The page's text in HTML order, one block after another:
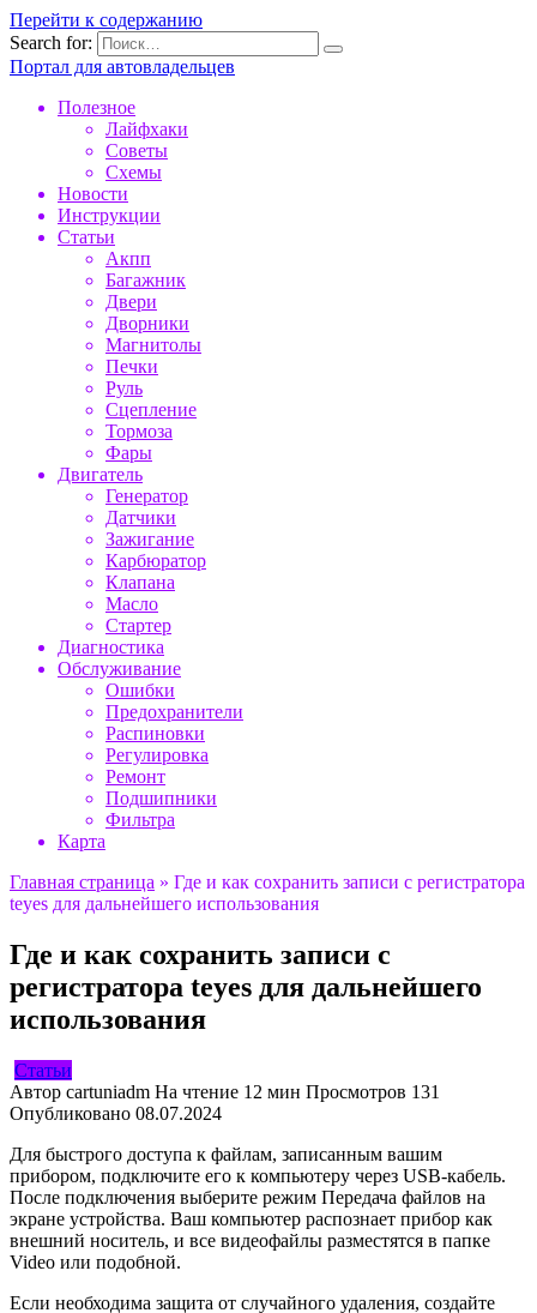
Перейти к содержанию
Search for:
Портал для автовладельцев
Полезное
Лайфхаки
Советы
Схемы
Новости
Инструкции
Статьи
Акпп
Багажник
Двери
Дворники
Магнитолы
Печки
Руль
Сцепление
Тормоза
Фары
Двигатель
Генератор
Датчики
Зажигание
Карбюратор
Клапана
Масло
Стартер
Диагностика
Обслуживание
Ошибки
Предохранители
Распиновки
Регулировка
Ремонт
Подшипники
Фильтра
Карта
Главная страница » Где и как сохранить записи с регистратора
teyes для дальнейшего использования
Где и как сохранить записи с
регистратора teyes для дальнейшего
использования
Статьи
Автор cartuniadm На чтение 12 мин Просмотров 131
Опубликовано 08.07.2024
Для быстрого доступа к файлам, записанным вашим
прибором, подключите его к компьютеру через USB-кабель.
После подключения выберите режим Передача файлов на
экране устройства. Ваш компьютер распознает прибор как
внешний носитель, и все видеофайлы разместятся в папке
Video или подобной.
Если необходима защита от случайного удаления, создайте